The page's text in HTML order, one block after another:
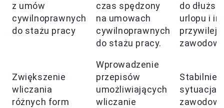
z umów
cywilnoprawnych
do stażu pracy
czas spędzony
na umowach
cywilnoprawnych
do stażu pracy.
do
urlopu i
Zwiększenie
wliczania
różnych form
Wprowadzenie
przepisów
umożliwiających
wliczanie
sytuacja